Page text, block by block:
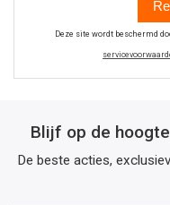
Deze site wordt beschermd
Blijf op de
De beste acties,